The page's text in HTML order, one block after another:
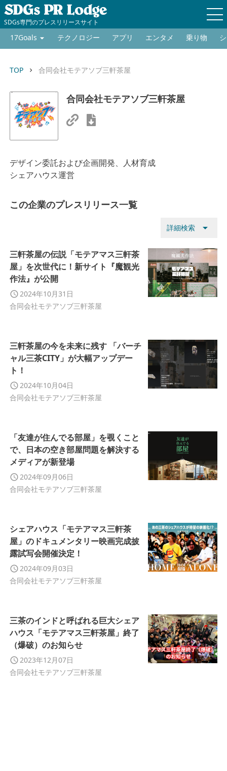
SDGs専門のプレスリリースサイト
17Goals テクノロジー アプリ エンタメ 乗り物
TOP keyboard_arrow_right 合同会社モテアソブ三軒茶屋
合同会社モテアソブ三軒茶屋
デザイン委託および企画開発、人材育成
シェアハウス運営
この企業のプレスリリース一覧
詳細検索 arrow_drop_down
三軒茶屋の伝説「モテアマス三軒茶
屋」を次世代に！新サイト『魔観光
作法』が公開
2024年10月31日
合同会社モテアソブ三軒茶屋
三軒茶屋の今を未来に残す 「バーチ
ャル三茶CITY」が大幅アップデー
ト！
2024年10月04日
合同会社モテアソブ三軒茶屋
「友達が住んでる部屋」を覗くこと
で、日本の空き部屋問題を解決する
メディアが新登場
2024年09月06日
合同会社モテアソブ三軒茶屋
シェアハウス「モテアマス三軒茶
屋」のドキュメンタリー映画完成披
露試写会開催決定！
2024年09月03日
合同会社モテアソブ三軒茶屋
三茶のインドと呼ばれる巨大シェア
ハウス「モテアマス三軒茶屋」終了
（爆破）のお知らせ
2023年12月07日
合同会社モテアソブ三軒茶屋